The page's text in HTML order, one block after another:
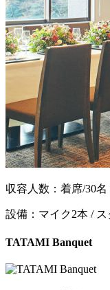
収容人数：着席/30名
設備：マイク2本 /
TATAMI Banquet